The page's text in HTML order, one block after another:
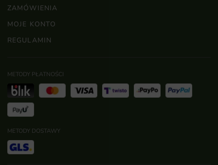
ZAMÓWIENIA
MOJE KONTO
REGULAMIN
METODY PŁATNOŚCI
METODY DOSTAWY